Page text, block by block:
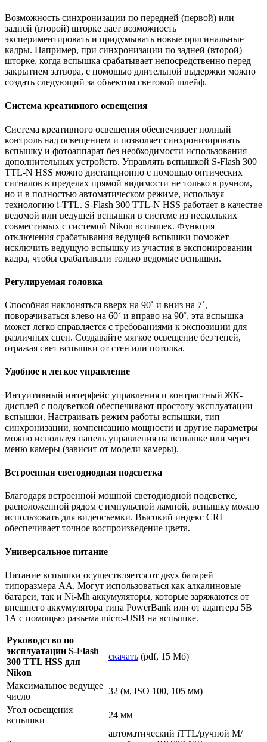
Возможность синхронизации по передней (первой) или
задней (второй) шторке дает возможность
экспериментировать и придумывать новые оригинальные
кадры. Например, при синхронизации по задней (второй)
шторке, когда вспышка срабатывает непосредственно перед
закрытием затвора, с помощью длительной выдержки можно
создать следующий за объектом световой шлейф.
Система креативного освещения
Система креативного освещения обеспечивает полный
контроль над освещением и позволяет синхронизировать
вспышку и фотоаппарат без необходимости использования
дополнительных устройств. Управлять вспышкой S-Flash 300
TTL-N HSS можно дистанционно с помощью оптических
сигналов в пределах прямой видимости не только в ручном,
но и в полностью автоматическом режиме, используя
технологию i-TTL. S-Flash 300 TTL-N HSS работает в качестве
ведомой или ведущей вспышки в системе из нескольких
совместимых с системой Nikon вспышек. Функция
отключения срабатывания ведущей вспышки поможет
исключить ведущую вспышку из участия в экспонировании
кадра, чтобы срабатывали только ведомые вспышки.
Регулируемая головка
Способная наклоняться вверх на 90˚ и вниз на 7˚,
поворачиваться влево на 60˚ и вправо на 90˚, эта вспышка
может легко справляется с требованиями к экспозиции для
различных сцен. Создавайте мягкое освещение без теней,
отражая свет вспышки от стен или потолка.
Удобное и легкое управление
Интуитивный интерфейс управления и контрастный ЖК-
дисплей с подсветкой обеспечивают простоту эксплуатации
вспышки. Настраивать режим работы вспышки, тип
синхронизации, компенсацию мощности и другие параметры
можно используя панель управления на вспышке или через
меню камеры (зависит от модели камеры).
Встроенная светодиодная подсветка
Благодаря встроенной мощной светодиодной подсветке,
расположенной рядом с импульсной лампой, вспышку можно
использовать для видеосъемки. Высокий индекс CRI
обеспечивает точное воспроизведение цвета.
Универсальное питание
Питание вспышки осуществляется от двух батарей
типоразмера AA. Могут использоваться как алкалиновые
батареи, так и Ni-Mh аккумуляторы, которые заряжаются от
внешнего аккумулятора типа PowerBank или от адаптера 5В
1А с помощью разъема micro-USB на вспышке.
Руководство по
эксплуатации S-Flash
300 TTL HSS для
Nikon
скачать (pdf, 15 Мб)
Максимальное ведущее
число
32 (м, ISO 100, 105 мм)
Угол освещения
вспышки
24 мм
автоматический iTTL/ручной M/